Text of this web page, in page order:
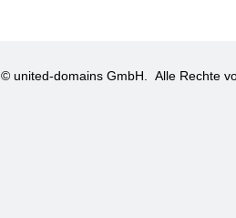
© united-domains GmbH. Alle Rechte